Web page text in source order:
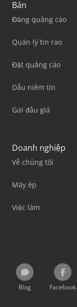
Bán
Đăng quảng cáo
Quản lý tin rao
Đặt quảng cáo
Dấu niêm tin
Gửi đấu giá
Doanh nghiệp
Về chúng tôi
Máy ép
Việc làm
Blog Facebook